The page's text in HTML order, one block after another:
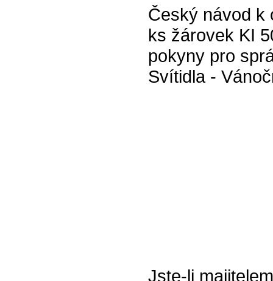
Český návod k
ks žárovek KI
pokyny pro
Svítidla -
Jste-li